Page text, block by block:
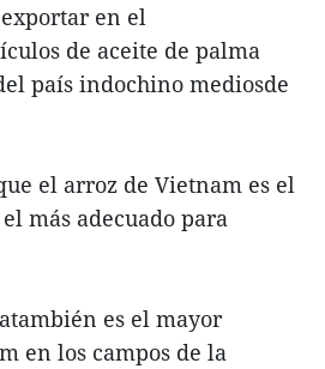
en el
de aceite de palma
país indochino mediosde
el arroz de Vietnam es el
más adecuado para
es el mayor
en los campos de la